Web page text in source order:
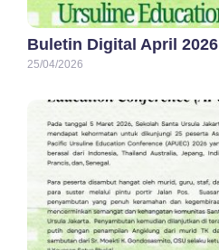
Buletin Digital April 2026
25/04/2026